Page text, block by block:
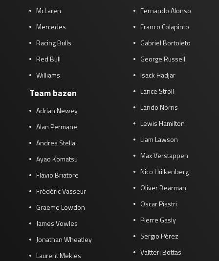
McLaren
Mercedes
Racing Bulls
Red Bull
Williams
Team bazen
Adrian Newey
Alan Permane
Andrea Stella
Ayao Komatsu
Flavio Briatore
Frédéric Vasseur
Graeme Lowdon
James Vowles
Jonathan Wheatley
Laurent Mekies
Fernando Alonso
Franco Colapinto
Gabriel Bortoleto
George Russell
Isack Hadjar
Lance Stroll
Lando Norris
Lewis Hamilton
Liam Lawson
Max Verstappen
Nico Hülkenberg
Oliver Bearman
Oscar Piastri
Pierre Gasly
Sergio Pérez
Valtteri Bottas